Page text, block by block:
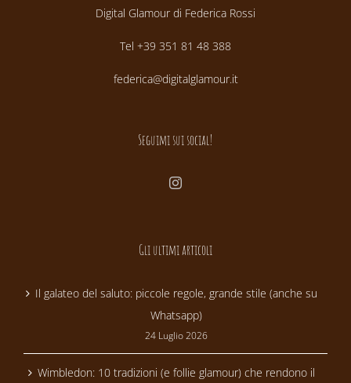
Digital Glamour di Federica Rossi
Tel +39 351 81 48 388
federica@digitalglamour.it
Seguimi sui social!
Gli ultimi articoli
Il galateo del saluto: piccole regole, grande stile (anche su
Whatsapp)
24 Luglio 2026
Wimbledon: 10 tradizioni (e follie glamour) che rendono il